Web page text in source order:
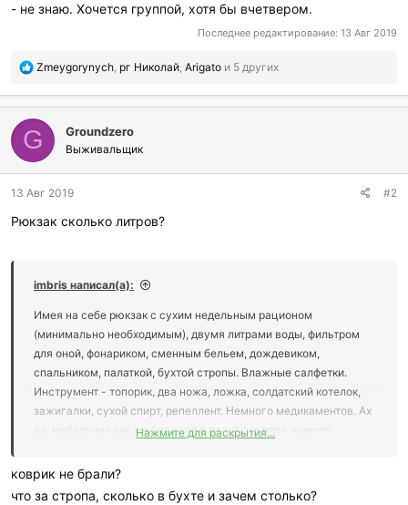
- не знаю. Хочется группой, хотя бы вчетвером.
Последнее редактирование: 13 Авг 2019
П
б
а
г
о
а
и
:
Zmeygorynych рг Николай Arigato и 5 других
G Groundzero
Выживальщик
13 Авг 2019 #2
Рюкзак сколько литров?
imbris написал(а):
Имея на себе рюкзак с сухим недельным рационом
(минимально необходимым), двумя литрами воды, фильтром
для оной, фонариком, сменным бельем, дождевиком,
спальником, палаткой, бухтой стропы. Влажные салфетки.
Инструмент - топорик, два ножа, ложка, солдатский котелок,
зажигалки, сухой спирт, репеллент. Немного медикаментов. Ах
да, мобильник как же без него в лесу? (на деле, вместо
Нажмите для раскрытия...
коврик не брали?
что за стропа, сколько в бухте и зачем столько?